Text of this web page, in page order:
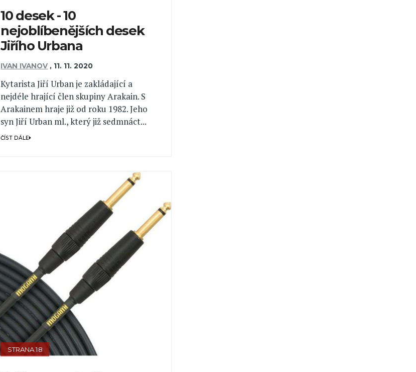
10 desek - 10
nejoblíbenějších desek
Jiřího Urbana
IVAN IVANOV , 11. 11. 2020
Kytarista Jiří Urban je zakládající a
nejdéle hrající člen skupiny Arakain. S
Arakainem hraje již od roku 1982. Jeho
syn Jiří Urban ml., který již sedmnáct...
ČÍST DÁLE
STRANA 18